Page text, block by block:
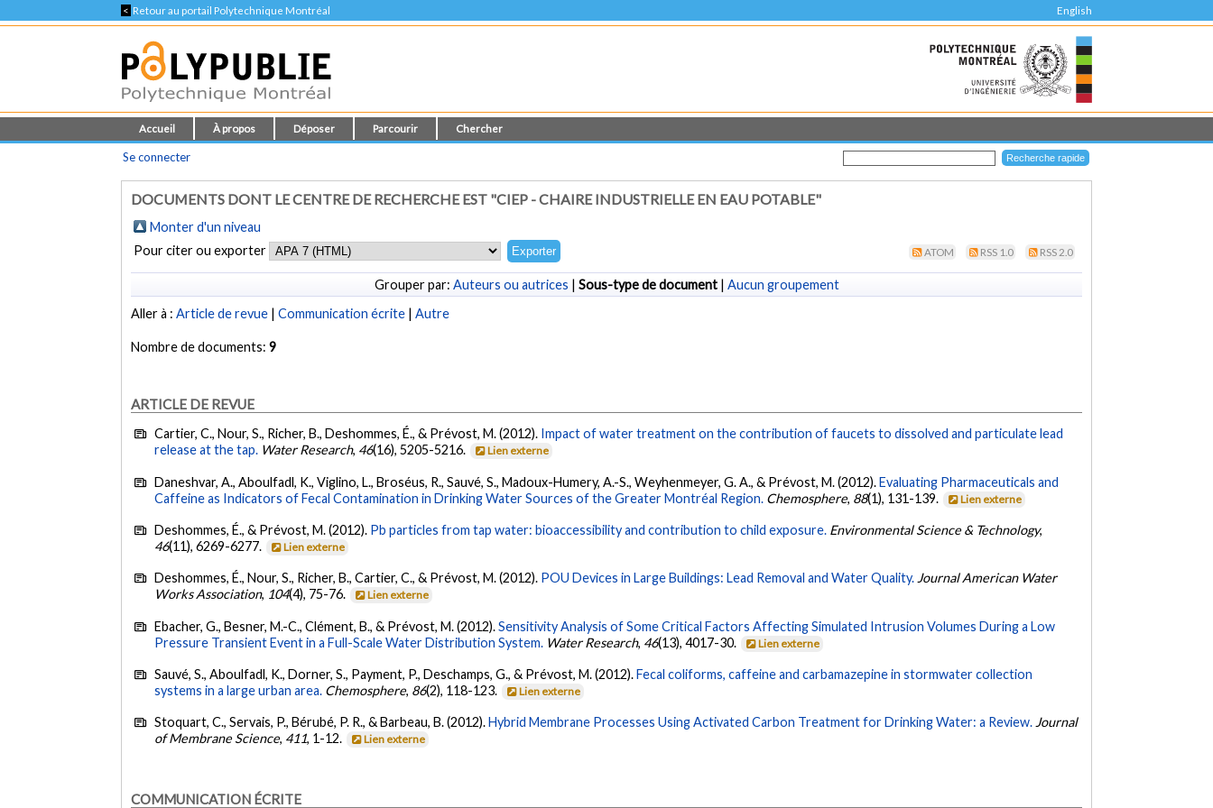
< Retour au portail Polytechnique Montréal English
Accueil À propos Déposer Parcourir Chercher
Se connecter
DOCUMENTS DONT LE CENTRE DE RECHERCHE EST "CIEP - CHAIRE INDUSTRIELLE EN EAU POTABLE"
Monter d'un niveau
Pour citer ou exporter
ATOM RSS 1.0 RSS 2.0
Grouper par: Auteurs ou autrices | Sous-type de document| Aucun groupement
Aller à :Article de revue |Communication écrite |Autre
Nombre de documents:9
ARTICLE DE REVUE
Cartier, C., Nour, S., Richer, B., Deshommes, É., & Prévost, M. (2012). Impact of water treatment on the contribution of faucets to dissolved and particulate lead
release at the tap. Water Research, 46(16), 5205-5216. Lien externe
Daneshvar, A., Aboulfadl, K., Viglino, L., Broséus, R., Sauvé, S., Madoux-Humery, A.-S., Weyhenmeyer, G. A., & Prévost, M. (2012).Evaluating Pharmaceuticals and
Caffeine as Indicators of Fecal Contamination in Drinking Water Sources of the Greater Montréal Region. Chemosphere, 88(1), 131-139. Lien externe
Deshommes, É., & Prévost, M. (2012). Pb particles from tap water: bioaccessibility and contribution to child exposure. Environmental Science & Technology,
46(11), 6269-6277. Lien externe
Deshommes, É., Nour, S., Richer, B., Cartier, C., & Prévost, M. (2012). POU Devices in Large Buildings: Lead Removal and Water Quality. Journal American Water
Works Association, 104(4), 75-76. Lien externe
Ebacher, G., Besner, M.-C., Clément, B., & Prévost, M. (2012).Sensitivity Analysis of Some Critical Factors Affecting Simulated Intrusion Volumes During a Low
Pressure Transient Event in a Full-Scale Water Distribution System. Water Research, 46(13), 4017-30. Lien externe
Sauvé, S., Aboulfadl, K., Dorner, S., Payment, P., Deschamps, G., & Prévost, M. (2012).Fecal coliforms, caffeine and carbamazepine in stormwater collection
systems in a large urban area. Chemosphere, 86(2), 118-123. Lien externe
Stoquart, C., Servais, P., Bérubé, P. R., & Barbeau, B. (2012). Hybrid Membrane Processes Using Activated Carbon Treatment for Drinking Water: a Review.Journal
of Membrane Science, 411, 1-12. Lien externe
COMMUNICATION ÉCRITE